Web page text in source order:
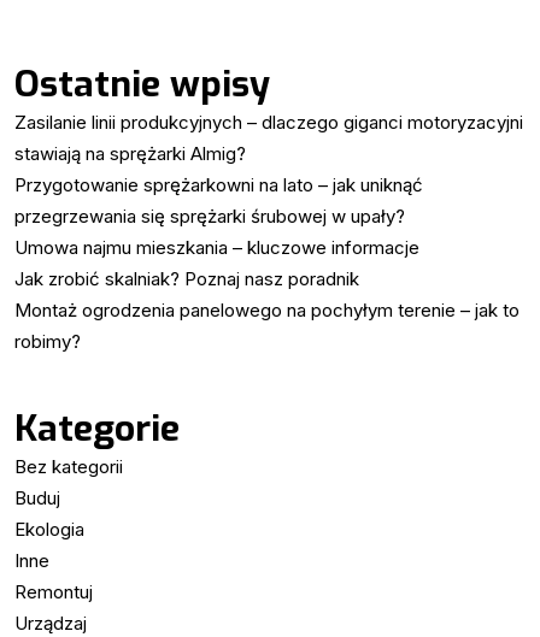
Ostatnie wpisy
Zasilanie linii produkcyjnych – dlaczego giganci motoryzacyjni
stawiają na sprężarki Almig?
Przygotowanie sprężarkowni na lato – jak uniknąć
przegrzewania się sprężarki śrubowej w upały?
Umowa najmu mieszkania – kluczowe informacje
Jak zrobić skalniak? Poznaj nasz poradnik
Montaż ogrodzenia panelowego na pochyłym terenie – jak to
robimy?
Kategorie
Bez kategorii
Buduj
Ekologia
Inne
Remontuj
Urządzaj